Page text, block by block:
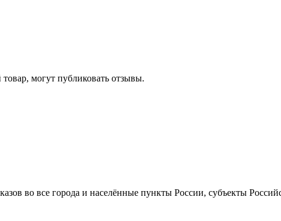
могут публиковать отзывы.
во все города и населённые пункты России, субъекты